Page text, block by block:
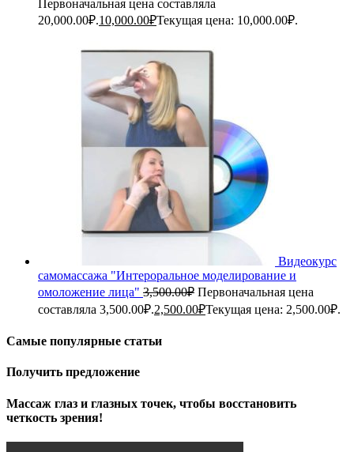
Первоначальная цена составляла
20,000.00₽.10,000.00₽Текущая цена: 10,000.00₽.
Видеокурс
самомассажа "Интероральное моделирование и
омоложение лица" 3,500.00₽ Первоначальная цена
составляла 3,500.00₽.2,500.00₽Текущая цена: 2,500.00₽.
Самые популярные статьи
Получить предложение
Массаж глаз и глазных точек, чтобы восстановить
четкость зрения!